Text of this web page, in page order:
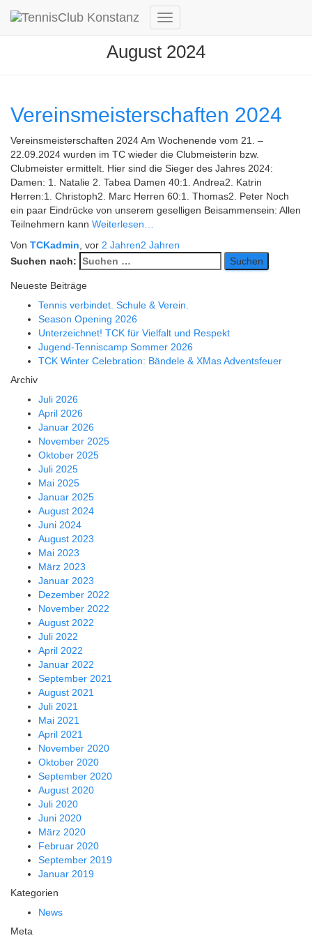
Navigation
August 2024
Vereinsmeisterschaften 2024
Vereinsmeisterschaften 2024 Am Wochenende vom 21. –
22.09.2024 wurden im TC wieder die Clubmeisterin bzw.
Clubmeister ermittelt. Hier sind die Sieger des Jahres 2024:
Damen: 1. Natalie 2. Tabea Damen 40:1. Andrea2. Katrin
Herren:1. Christoph2. Marc Herren 60:1. Thomas2. Peter Noch
ein paar Eindrücke von unserem geselligen Beisammensein: Allen
Teilnehmern kann Weiterlesen…
Von TCKadmin , vor 2 Jahren2 Jahren
Suchen nach:
Neueste Beiträge
Tennis verbindet. Schule & Verein.
Season Opening 2026
Unterzeichnet! TCK für Vielfalt und Respekt
Jugend-Tenniscamp Sommer 2026
TCK Winter Celebration: Bändele & XMas Adventsfeuer
Archiv
Juli 2026
April 2026
Januar 2026
November 2025
Oktober 2025
Juli 2025
Mai 2025
Januar 2025
August 2024
Juni 2024
August 2023
Mai 2023
März 2023
Januar 2023
Dezember 2022
November 2022
August 2022
Juli 2022
April 2022
Januar 2022
September 2021
August 2021
Juli 2021
Mai 2021
April 2021
November 2020
Oktober 2020
September 2020
August 2020
Juli 2020
Juni 2020
März 2020
Februar 2020
September 2019
Januar 2019
Kategorien
News
Meta